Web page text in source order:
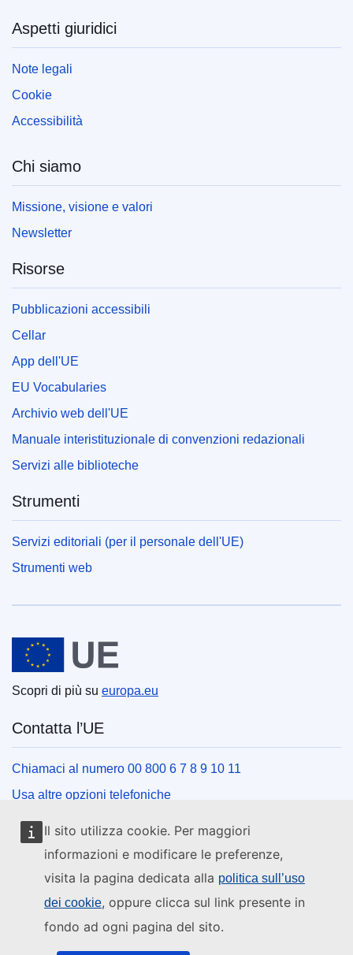
Il sito utilizza cookie. Per maggiori
informazioni e modificare le preferenze,
visita la pagina dedicata alla politica sull’uso
dei cookie, oppure clicca sul link presente in
fondo ad ogni pagina del sito.
Aspetti giuridici
Note legali
Cookie
Accessibilità
Chi siamo
Missione, visione e valori
Newsletter
Risorse
Pubblicazioni accessibili
Cellar
App dell'UE
EU Vocabularies
Archivio web dell'UE
Manuale interistituzionale di convenzioni redazionali
Servizi alle biblioteche
Strumenti
Servizi editoriali (per il personale dell'UE)
Strumenti web
Unione europea
Scopri di più su europa.eu
Contatta l’UE
Chiamaci al numero 00 800 6 7 8 9 10 11
Usa altre opzioni telefoniche
Scrivici usando l’apposito modulo
Incontraci presso uno dei centri dell’UE
Social media
Cerca i canali social dell’UE